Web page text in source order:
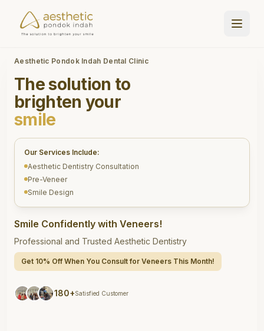
Aesthetic Pondok Indah Dental Clinic
The solution to
brighten your
smile
Our Services Include:
Aesthetic Dentistry Consultation
Pre-Veneer
Smile Design
Smile Confidently with Veneers!
Professional and Trusted Aesthetic Dentistry
Get 10% Off When You Consult for Veneers This Month!
180+Satisfied Customer